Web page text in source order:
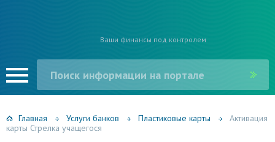
Ваши финансы под контролем
Главная Услуги банков Пластиковые карты
Активация
карты Стрелка учащегося